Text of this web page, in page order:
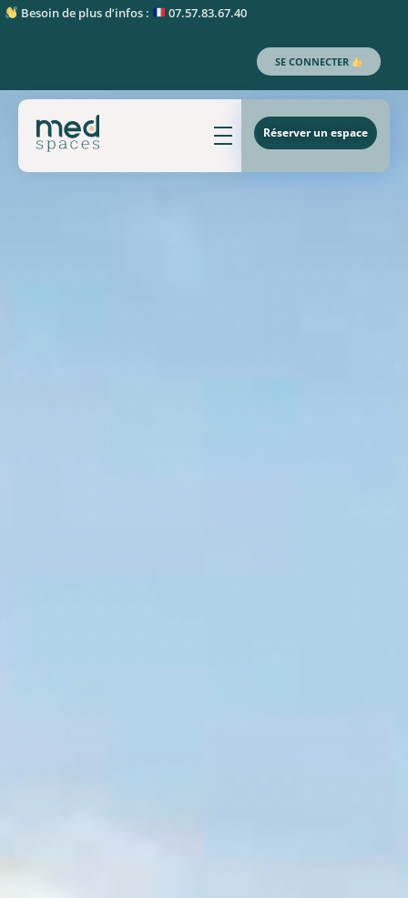
Besoin de plus d’infos : 07.57.83.67.40
SE CONNECTER
Réserver un espace